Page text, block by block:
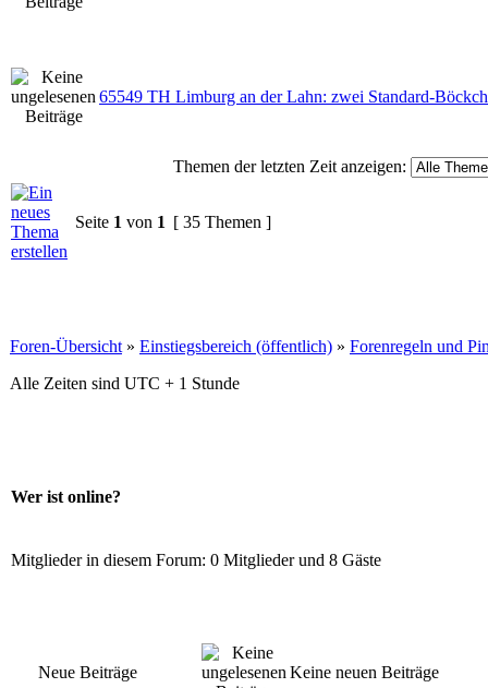
65549 TH Limburg an der Lahn: zwei Standard-
Themen der letzten Zeit anzeigen:
Seite 1 von 1 [ 35 Themen ]
Foren-Übersicht » Einstiegsbereich (öffentlich) » Forenregeln und
Alle Zeiten sind UTC + 1 Stunde
Wer ist online?
Mitglieder in diesem Forum: 0 Mitglieder und 8 Gäste
Neue Beiträge Keine neuen Beiträge